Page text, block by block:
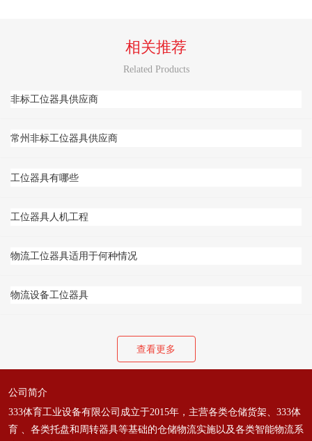
相关推荐
Related Products
非标工位器具供应商
常州非标工位器具供应商
工位器具有哪些
工位器具人机工程
物流工位器具适用于何种情况
物流设备工位器具
查看更多
公司简介
333体育工业设备有限公司成立于2015年，主营各类仓储货架、333体
育 、各类托盘和周转器具等基础的仓储物流实施以及各类智能物流系